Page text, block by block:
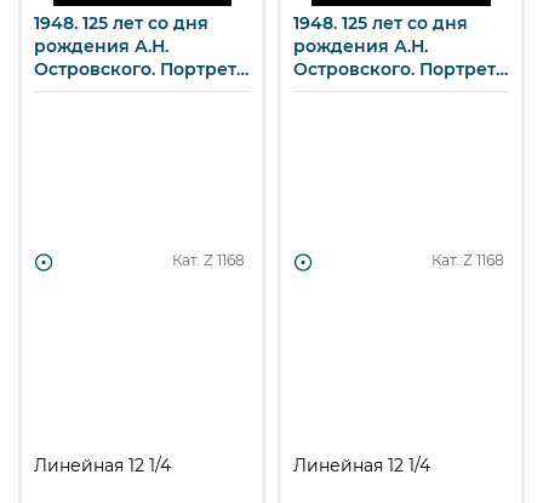
1948. 125 лет со дня
рождения А.Н.
Островского. Портрет
А.Н. Островского. 30 к.
Кат. Z 1168
Линейная 12 1/4
1948. 125 лет со дня
рождения А.Н.
Островского. Портрет
А.Н. Островского. 30 к.
Кат. Z 1168
Линейная 12 1/4